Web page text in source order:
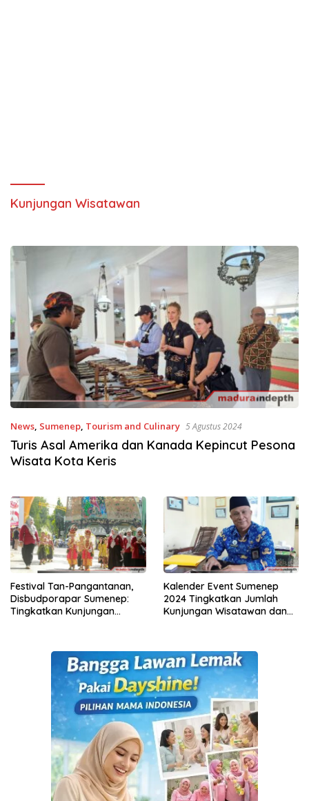
Kunjungan Wisatawan
News, Sumenep, Tourism and Culinary 5 Agustus 2024
Turis Asal Amerika dan Kanada Kepincut Pesona
Wisata Kota Keris
Festival Tan-Pangantanan,
Disbudporapar Sumenep:
Tingkatkan Kunjungan
Kalender Event Sumenep
2024 Tingkatkan Jumlah
Kunjungan Wisatawan dan